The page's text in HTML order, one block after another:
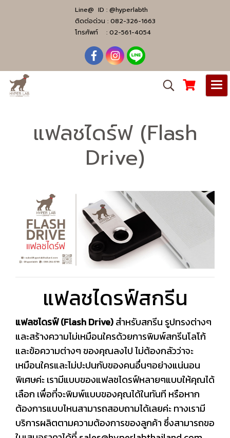
Line@ ID : @hyperlabth
ติดต่อด่วน : 082-326-1663
โทรศัพท์ : 02-561-4054
แฟลชไดร์ฟ (Flash
Drive)
แฟลชไดรฟ์สกรีน
แฟลชไดรฟ์ (Flash Drive)สำหรับสกรีน รูปทรงต่างๆ
และสร้างความไม่เหมือนใครด้วยการพิมพ์สกรีนโลโก้
และข้อความต่างๆ ของคุณลงไป ไม่ต้องกลัวว่าจะ
เหมือนใครและไม่ปะปนกับของคนอื่นๆอย่างแน่นอน
พิเศษค่ะ เรามีแบบของแฟลชไดรฟ์หลายๆแบบให้คุณได้
เลือก เพื่อที่จะพิมพ์แบบของคุณได้ในทันที หรือหาก
ต้องการแบบไหนสามารถสอบถามได้เลยค่ะ ทางเรามี
บริการผลิตตามความต้องการของลูกค้า ซึ่งสามารถขอ